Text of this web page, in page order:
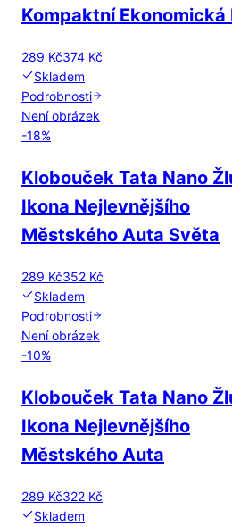
Kompaktní Ekonomická
289 Kč374 Kč
Skladem
Podrobnosti
Není obrázek
-18%
Klobouček Tata Nano
Ikona Nejlevnějšího
Městského Auta Světa
289 Kč352 Kč
Skladem
Podrobnosti
Není obrázek
-10%
Klobouček Tata Nano
Ikona Nejlevnějšího
Městského Auta
289 Kč322 Kč
Skladem